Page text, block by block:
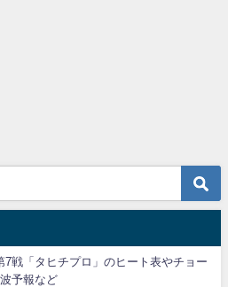
7戦「タヒチプロ」のヒート表やチョー
予報など